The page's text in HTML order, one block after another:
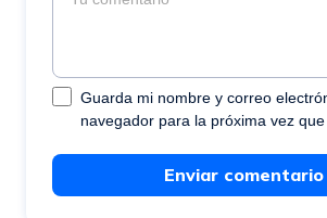
Guarda mi nombre y correo
navegador para la próxima vez
Enviar comentario